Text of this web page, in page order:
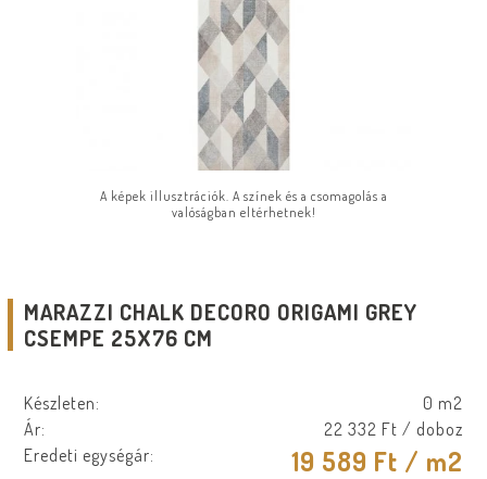
A képek illusztrációk. A színek és a csomagolás a
valóságban eltérhetnek!
MARAZZI CHALK DECORO ORIGAMI GREY
CSEMPE 25X76 CM
Készleten:
0 m2
Ár:
22 332 Ft / doboz
Eredeti egységár:
19 589 Ft / m2